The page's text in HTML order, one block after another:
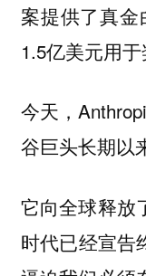
案提供了真
1.5亿美元用于
今天，
谷巨头长期以
它向全球释放
时代已经宣告